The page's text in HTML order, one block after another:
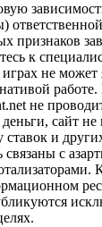
признаков
к
не может
не
сайт
ставок и
связаны с